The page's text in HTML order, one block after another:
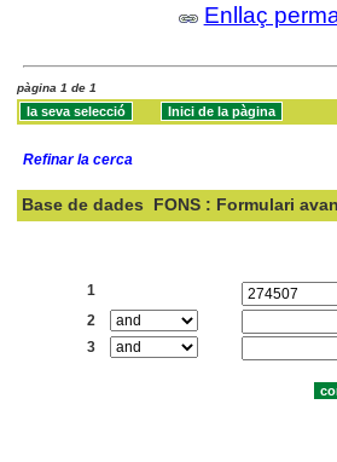
Enllaç
pàgina 1 de 1
Refinar la cerca
Base de dades FONS : Formulari
1
2
3